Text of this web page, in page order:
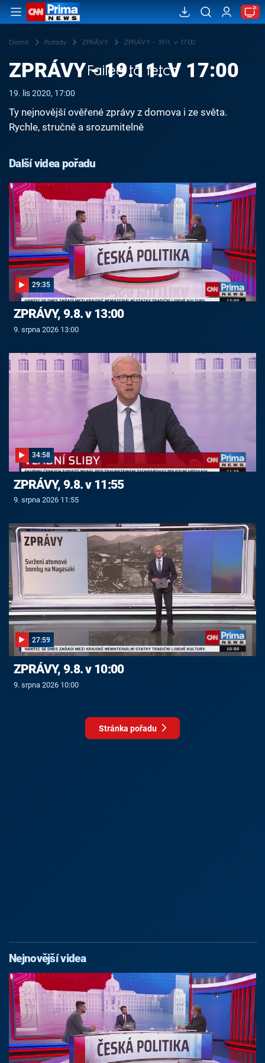
Domů Pořady ZPRÁVY ZPRÁVY - 19.11. v 17:00
Failed to fetch
ZPRÁVY - 19.11. V 17:00
19. lis 2020, 17:00
Ty nejnovější ověřené zprávy z domova i ze světa.
Rychle, stručně a srozumitelně
Další videa pořadu
29:35
ZPRÁVY, 9.8. v 13:00
9. srpna 2026 13:00
34:58
ZPRÁVY, 9.8. v 11:55
9. srpna 2026 11:55
27:59
ZPRÁVY, 9.8. v 10:00
9. srpna 2026 10:00
Stránka pořadu
Nejnovější videa